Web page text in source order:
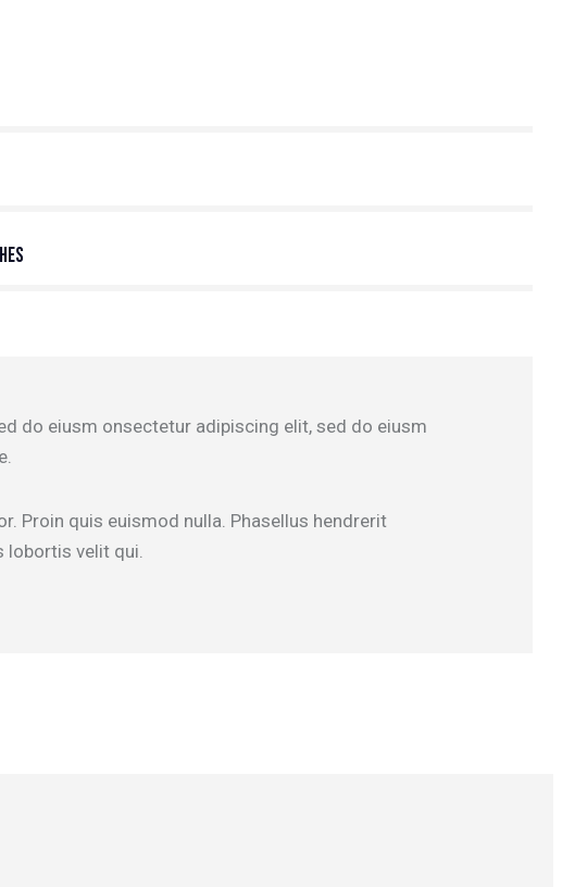
do eiusm onsectetur adipiscing elit, sed do eiusm
Proin quis euismod nulla. Phasellus hendrerit
velit qui.